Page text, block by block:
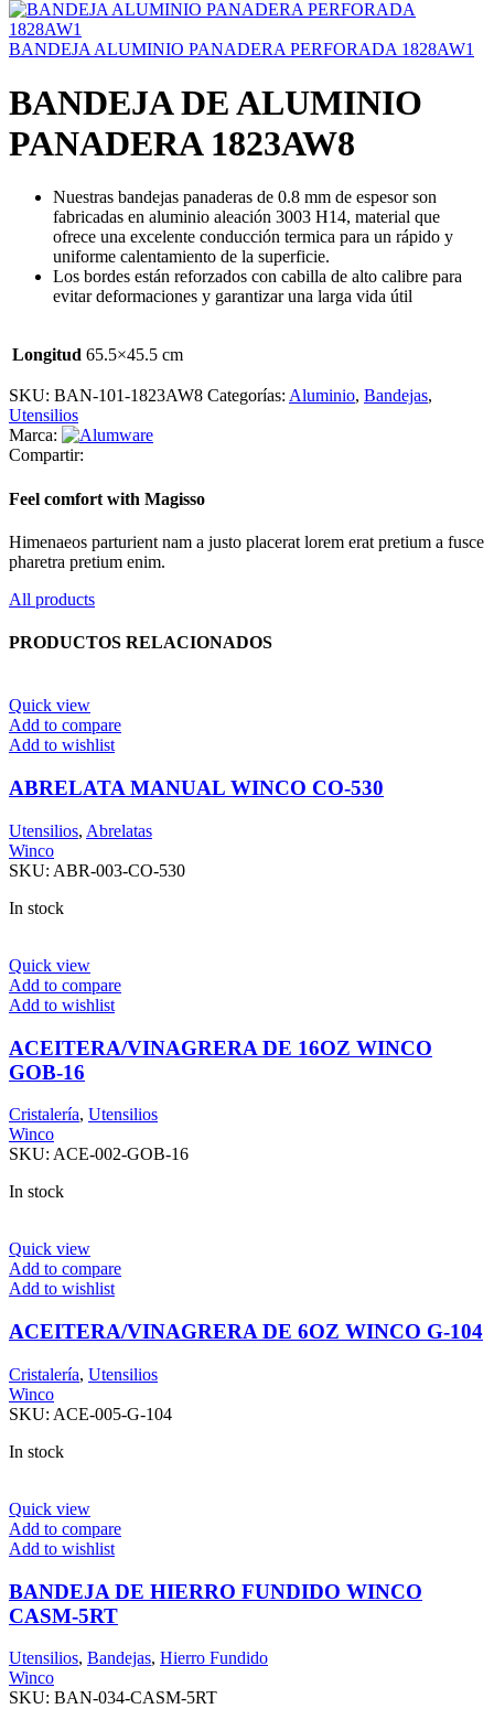
BANDEJA ALUMINIO PANADERA PERFORADA 1828AW1
BANDEJA DE ALUMINIO
PANADERA 1823AW8
Nuestras bandejas panaderas de 0.8 mm de espesor son
fabricadas en aluminio aleación 3003 H14, material que
ofrece una excelente conducción termica para un rápido y
uniforme calentamiento de la superficie.
Los bordes están reforzados con cabilla de alto calibre para
evitar deformaciones y garantizar una larga vida útil
Longitud 65.5×45.5 cm
SKU: BAN-101-1823AW8 Categorías: Aluminio, Bandejas,
Utensilios
Marca:
Compartir:
Feel comfort with Magisso
Himenaeos parturient nam a justo placerat lorem erat pretium a fusce
pharetra pretium enim.
All products
PRODUCTOS RELACIONADOS
Quick view
Add to compare
Add to wishlist
ABRELATA MANUAL WINCO CO-530
Utensilios, Abrelatas
Winco
SKU: ABR-003-CO-530
In stock
Quick view
Add to compare
Add to wishlist
ACEITERA/VINAGRERA DE 16OZ WINCO
GOB-16
Cristalería, Utensilios
Winco
SKU: ACE-002-GOB-16
In stock
Quick view
Add to compare
Add to wishlist
ACEITERA/VINAGRERA DE 6OZ WINCO G-104
Cristalería, Utensilios
Winco
SKU: ACE-005-G-104
In stock
Quick view
Add to compare
Add to wishlist
BANDEJA DE HIERRO FUNDIDO WINCO
CASM-5RT
Utensilios, Bandejas, Hierro Fundido
Winco
SKU: BAN-034-CASM-5RT